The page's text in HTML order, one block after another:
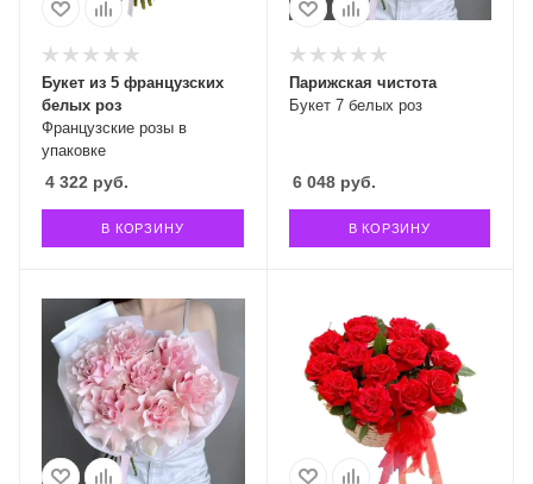
Французские розы в
упаковке
Букет из 5 французских
белых роз
4 322 руб.
В КОРЗИНУ
Букет 7 белых роз
Парижская чистота
6 048руб.
В КОРЗИНУ